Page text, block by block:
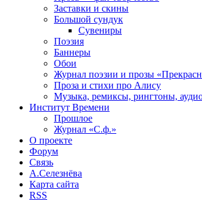
Заставки и скины
Большой сундук
Сувениры
Поэзия
Баннеры
Обои
Журнал поэзии и прозы
Проза и стихи про Алису
Музыка, ремиксы, рингтоны,
Институт Времени
Прошлое
Журнал «С.ф.»
О проекте
Форум
Связь
А.Селезнёва
Карта сайта
RSS